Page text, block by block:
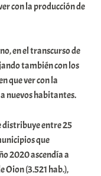
con la producción de
en el transcurso de
también con los
que ver con la
nuevos habitantes.
distribuye entre 25
que
2020 ascendía a
Oion (3.521 hab.),